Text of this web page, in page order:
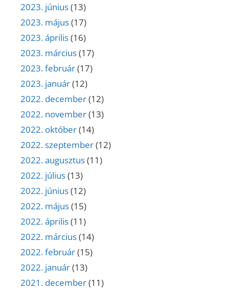
2023. június(13)
2023. május(17)
2023. április(16)
2023. március(17)
2023. február(17)
2023. január(12)
2022. december(12)
2022. november(13)
2022. október(14)
2022. szeptember(12)
2022. augusztus(11)
2022. július(13)
2022. június(12)
2022. május(15)
2022. április(11)
2022. március(14)
2022. február(15)
2022. január(13)
2021. december(11)